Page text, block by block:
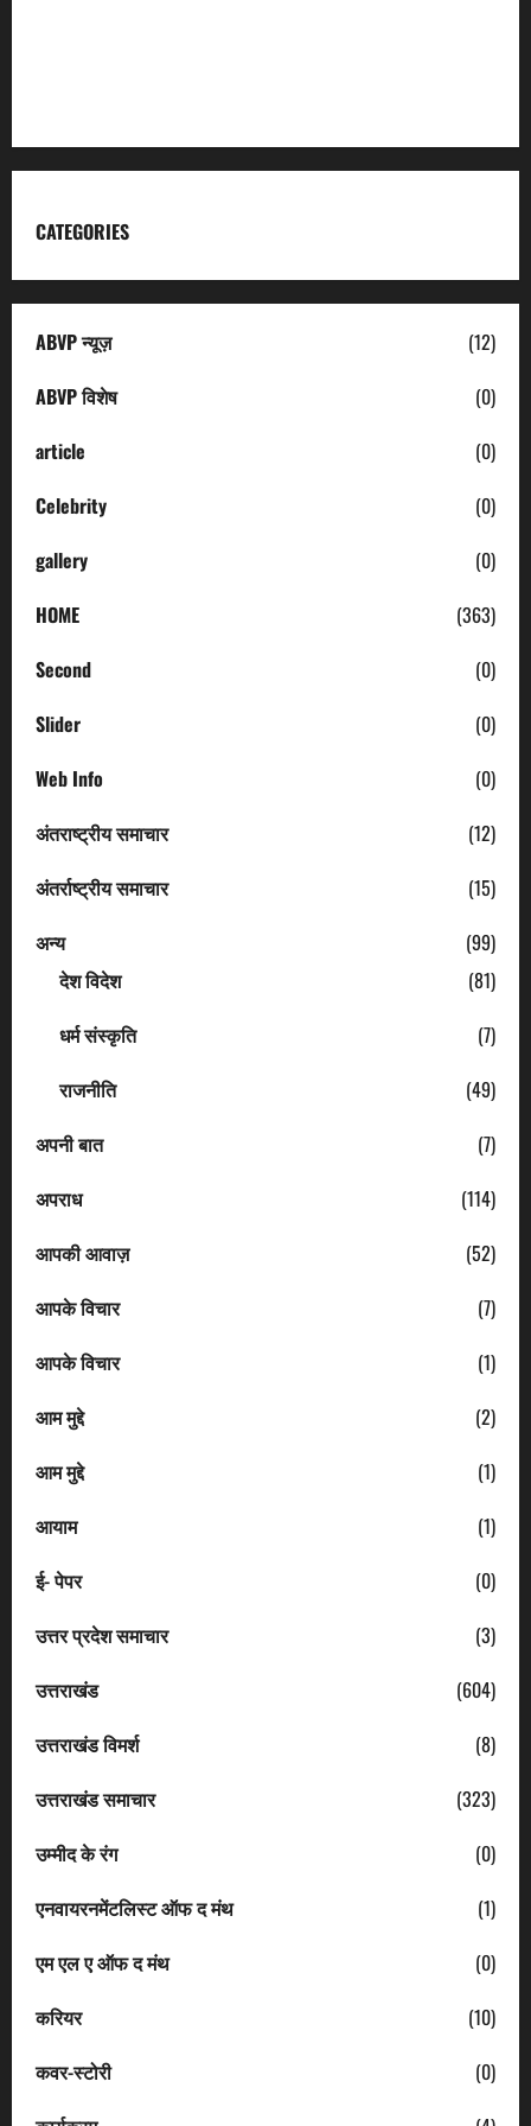
CATEGORIES
ABVP न्यूज़
(12)
ABVP विशेष
(0)
article
(0)
Celebrity
(0)
gallery
(0)
HOME
(363)
Second
(0)
Slider
(0)
Web Info
(0)
अंतराष्ट्रीय समाचार
(12)
अंतर्राष्ट्रीय समाचार
(15)
अन्य
(99)
देश विदेश
(81)
धर्म संस्कृति
(7)
राजनीति
(49)
अपनी बात
(7)
अपराध
(114)
आपकी आवाज़
(52)
आपके विचार
(7)
आपके विचार
(1)
आम मुद्दे
(2)
आम मुद्दे
(1)
आयाम
(1)
ई- पेपर
(0)
उत्तर प्रदेश समाचार
(3)
उत्तराखंड
(604)
उत्तराखंड विमर्श
(8)
उत्तराखंड समाचार
(323)
उम्मीद के रंग
(0)
एनवायरनमेंटलिस्ट ऑफ द मंथ
(1)
एम एल ए ऑफ द मंथ
(0)
करियर
(10)
कवर-स्टोरी
(0)